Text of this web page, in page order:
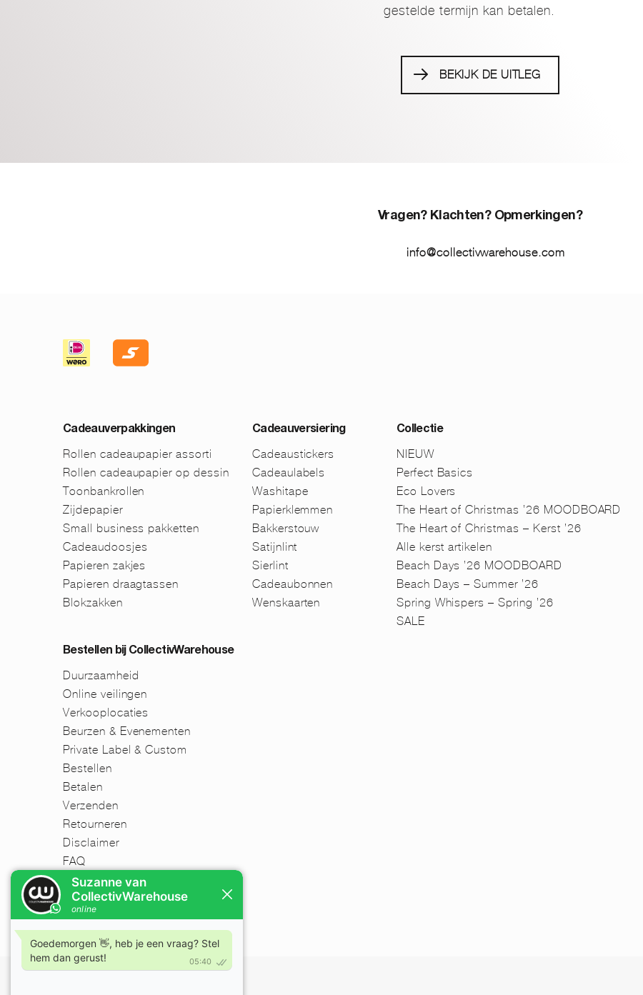
gestelde termijn kan betalen.
BEKIJK DE UITLEG
Vragen? Klachten? Opmerkingen?
info@collectivwarehouse.com
Cadeauverpakkingen
Rollen cadeaupapier assorti
Rollen cadeaupapier op dessin
Toonbankrollen
Zijdepapier
Small business pakketten
Cadeaudoosjes
Papieren zakjes
Papieren draagtassen
Blokzakken
Cadeauversiering
Cadeaustickers
Cadeaulabels
Washitape
Papierklemmen
Bakkerstouw
Satijnlint
Sierlint
Cadeaubonnen
Wenskaarten
Collectie
NIEUW
Perfect Basics
Eco Lovers
The Heart of Christmas ’26 MOODBOARD
The Heart of Christmas – Kerst ’26
Alle kerst artikelen
Beach Days ’26 MOODBOARD
Beach Days – Summer ’26
Spring Whispers – Spring ’26
SALE
Bestellen bij CollectivWarehouse
Duurzaamheid
Online veilingen
Verkooplocaties
Beurzen & Evenementen
Private Label & Custom
Bestellen
Betalen
Verzenden
Retourneren
Disclaimer
FAQ
Nieuwsbrief
Mijn account